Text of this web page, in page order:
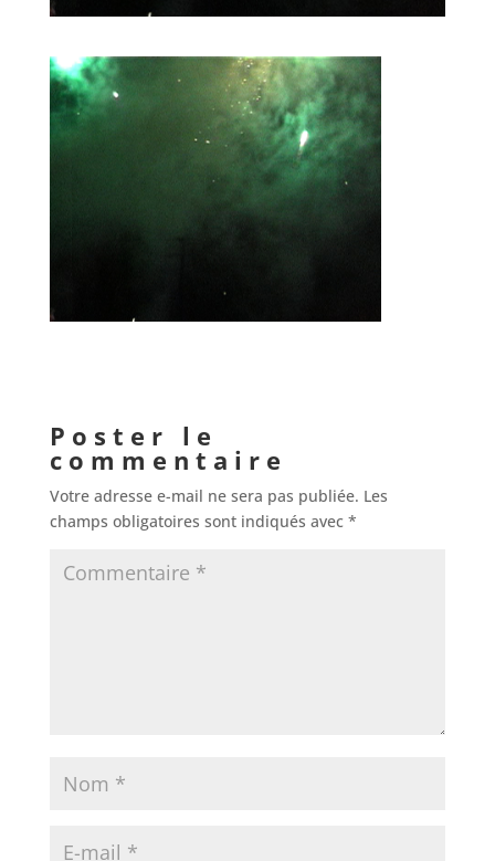
Poster le
commentaire
Votre adresse e-mail ne sera pas publiée. Les
champs obligatoires sont indiqués avec *